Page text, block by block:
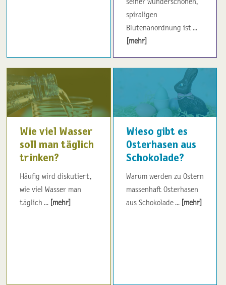
seiner wunderschönen,
spiraligen
Blütenanordnung ist ...
[mehr]
Wie viel Wasser
soll man täglich
trinken?
Häufig wird diskutiert,
wie viel Wasser man
täglich ... [mehr]
Wieso gibt es
Osterhasen aus
Schokolade?
Warum werden zu Ostern
massenhaft Osterhasen
aus Schokolade ... [mehr]